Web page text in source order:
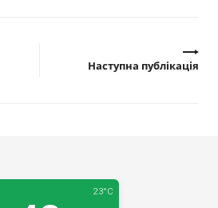
Наступна публікація